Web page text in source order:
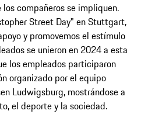
compañeros se impliquen.
Street Day" en Stuttgart,
y promovemos el estímulo
se unieron en 2024 a esta
los empleados participaron
organizado por el equipo
Ludwigsburg, mostrándose a
el deporte y la sociedad.